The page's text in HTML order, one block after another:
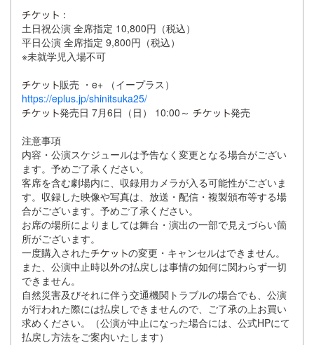
：
土日祝公演 全席指定 10,800円（税込）
平日公演 全席指定 9,800円（税込）
※未就学児入場不可
販売 ・e+ （イープラス）
https://eplus.jp/shinitsuka25/
発売日 7月6日（日） 10:00～
発売
注意事項
内容・公演スケジュールは予告なく変更となる場合がござい
ます。予めご了承ください。
客席を含む劇場内に、収録用カメラが入る可能性がございま
す。収録した映像や写真は、放送・配信・複製頒布等する場
合がございます。予めご了承ください。
お席の場所によりましては舞台・演出の一部で見えづらい箇
所がございます。
一度購入された
の変更・キャンセルはできません。
また、公演中止時以外の払戻しは事情の如何に関わらず一切
できません。
自然災害及びそれに伴う交通機関トラブルの場合でも、公演
が行われた際には払戻しできませんので、ご了承の上お買い
求めください。（公演が中止になった場合には、公式HPにて
払戻し方法をご案内いたします）